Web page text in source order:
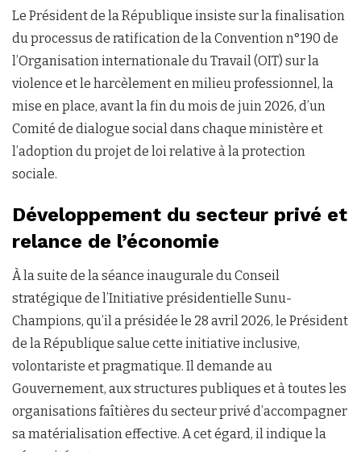
Le Président de la République insiste sur la finalisation
du processus de ratification de la Convention n°190 de
l’Organisation internationale du Travail (OIT) sur la
violence et le harcèlement en milieu professionnel, la
mise en place, avant la fin du mois de juin 2026, d’un
Comité de dialogue social dans chaque ministère et
l’adoption du projet de loi relative à la protection
sociale.
Développement du secteur privé et
relance de l’économie
À la suite de la séance inaugurale du Conseil
stratégique de l’Initiative présidentielle Sunu-
Champions, qu’il a présidée le 28 avril 2026, le Président
de la République salue cette initiative inclusive,
volontariste et pragmatique. Il demande au
Gouvernement, aux structures publiques et à toutes les
organisations faîtières du secteur privé d’accompagner
sa matérialisation effective. A cet égard, il indique la